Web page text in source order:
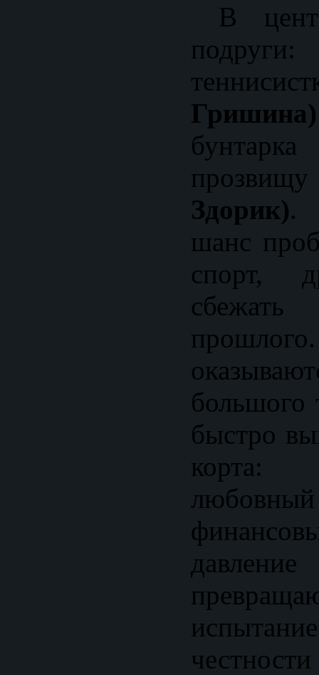
В
Гришина)
Здорик).
шанс
спорт,
большого
быстро
корта: